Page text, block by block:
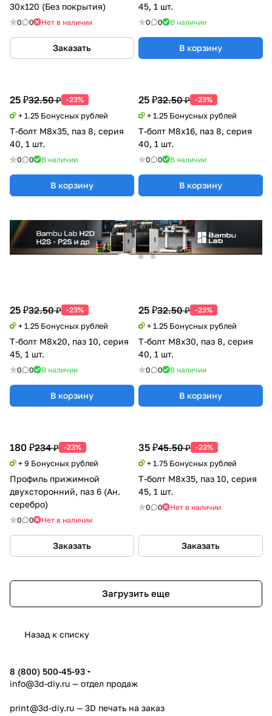
45, 1 шт.
0 0 В наличии
В корзину
25 ₽32.50 ₽ -23%
+ 1.25 Бонусных рублей
Т-болт М8х35, паз 8, серия
40, 1 шт.
0 0 В наличии
В корзину
25 ₽32.50 ₽ -23%
+ 1.25 Бонусных рублей
Т-болт М8х16, паз 8, серия
40, 1 шт.
0 0 В наличии
В корзину
25 ₽32.50 ₽ -23%
+ 1.25 Бонусных рублей
Т-болт М8х20, паз 10, серия
45, 1 шт.
0 0 В наличии
В корзину
25 ₽32.50 ₽ -23%
+ 1.25 Бонусных рублей
Т-болт М8х30, паз 8, серия
40, 1 шт.
0 0 В наличии
В корзину
30х120 (Без покрытия)
0 0 Нет в наличии
Заказать
180 ₽234 ₽ -23%
+ 9 Бонусных рублей
Профиль прижимной
двухсторонний, паз 6 (Ан.
серебро)
0 0 Нет в наличии
Заказать
35 ₽45.50 ₽ -23%
+ 1.75 Бонусных рублей
Т-болт М8х35, паз 10, серия
45, 1 шт.
0 0 Нет в наличии
Заказать
Загрузить еще
Назад к списку
8 (800) 500-45-93
info@3d-diy.ru — отдел продаж
print@3d-diy.ru — 3D печать на заказ